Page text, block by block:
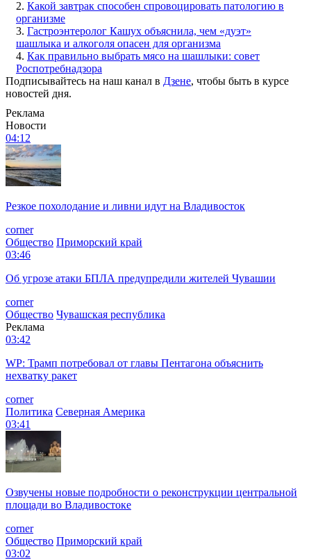
2. Какой завтрак способен спровоцировать патологию в
организме
3. Гастроэнтеролог Кашух объяснила, чем «дуэт»
шашлыка и алкоголя опасен для организма
4. Как правильно выбрать мясо на шашлыки: совет
Роспотребнадзора
Подписывайтесь на наш канал в Дзене, чтобы быть в курсе
новостей дня.
Реклама
Новости
04:12
Резкое похолодание и ливни идут на Владивосток
corner
Общество Приморский край
03:46
Об угрозе атаки БПЛА предупредили жителей Чувашии
corner
Общество Чувашская республика
Реклама
03:42
WP: Трамп потребовал от главы Пентагона объяснить
нехватку ракет
corner
Политика Северная Америка
03:41
Озвучены новые подробности о реконструкции центральной
площади во Владивостоке
corner
Общество Приморский край
03:02